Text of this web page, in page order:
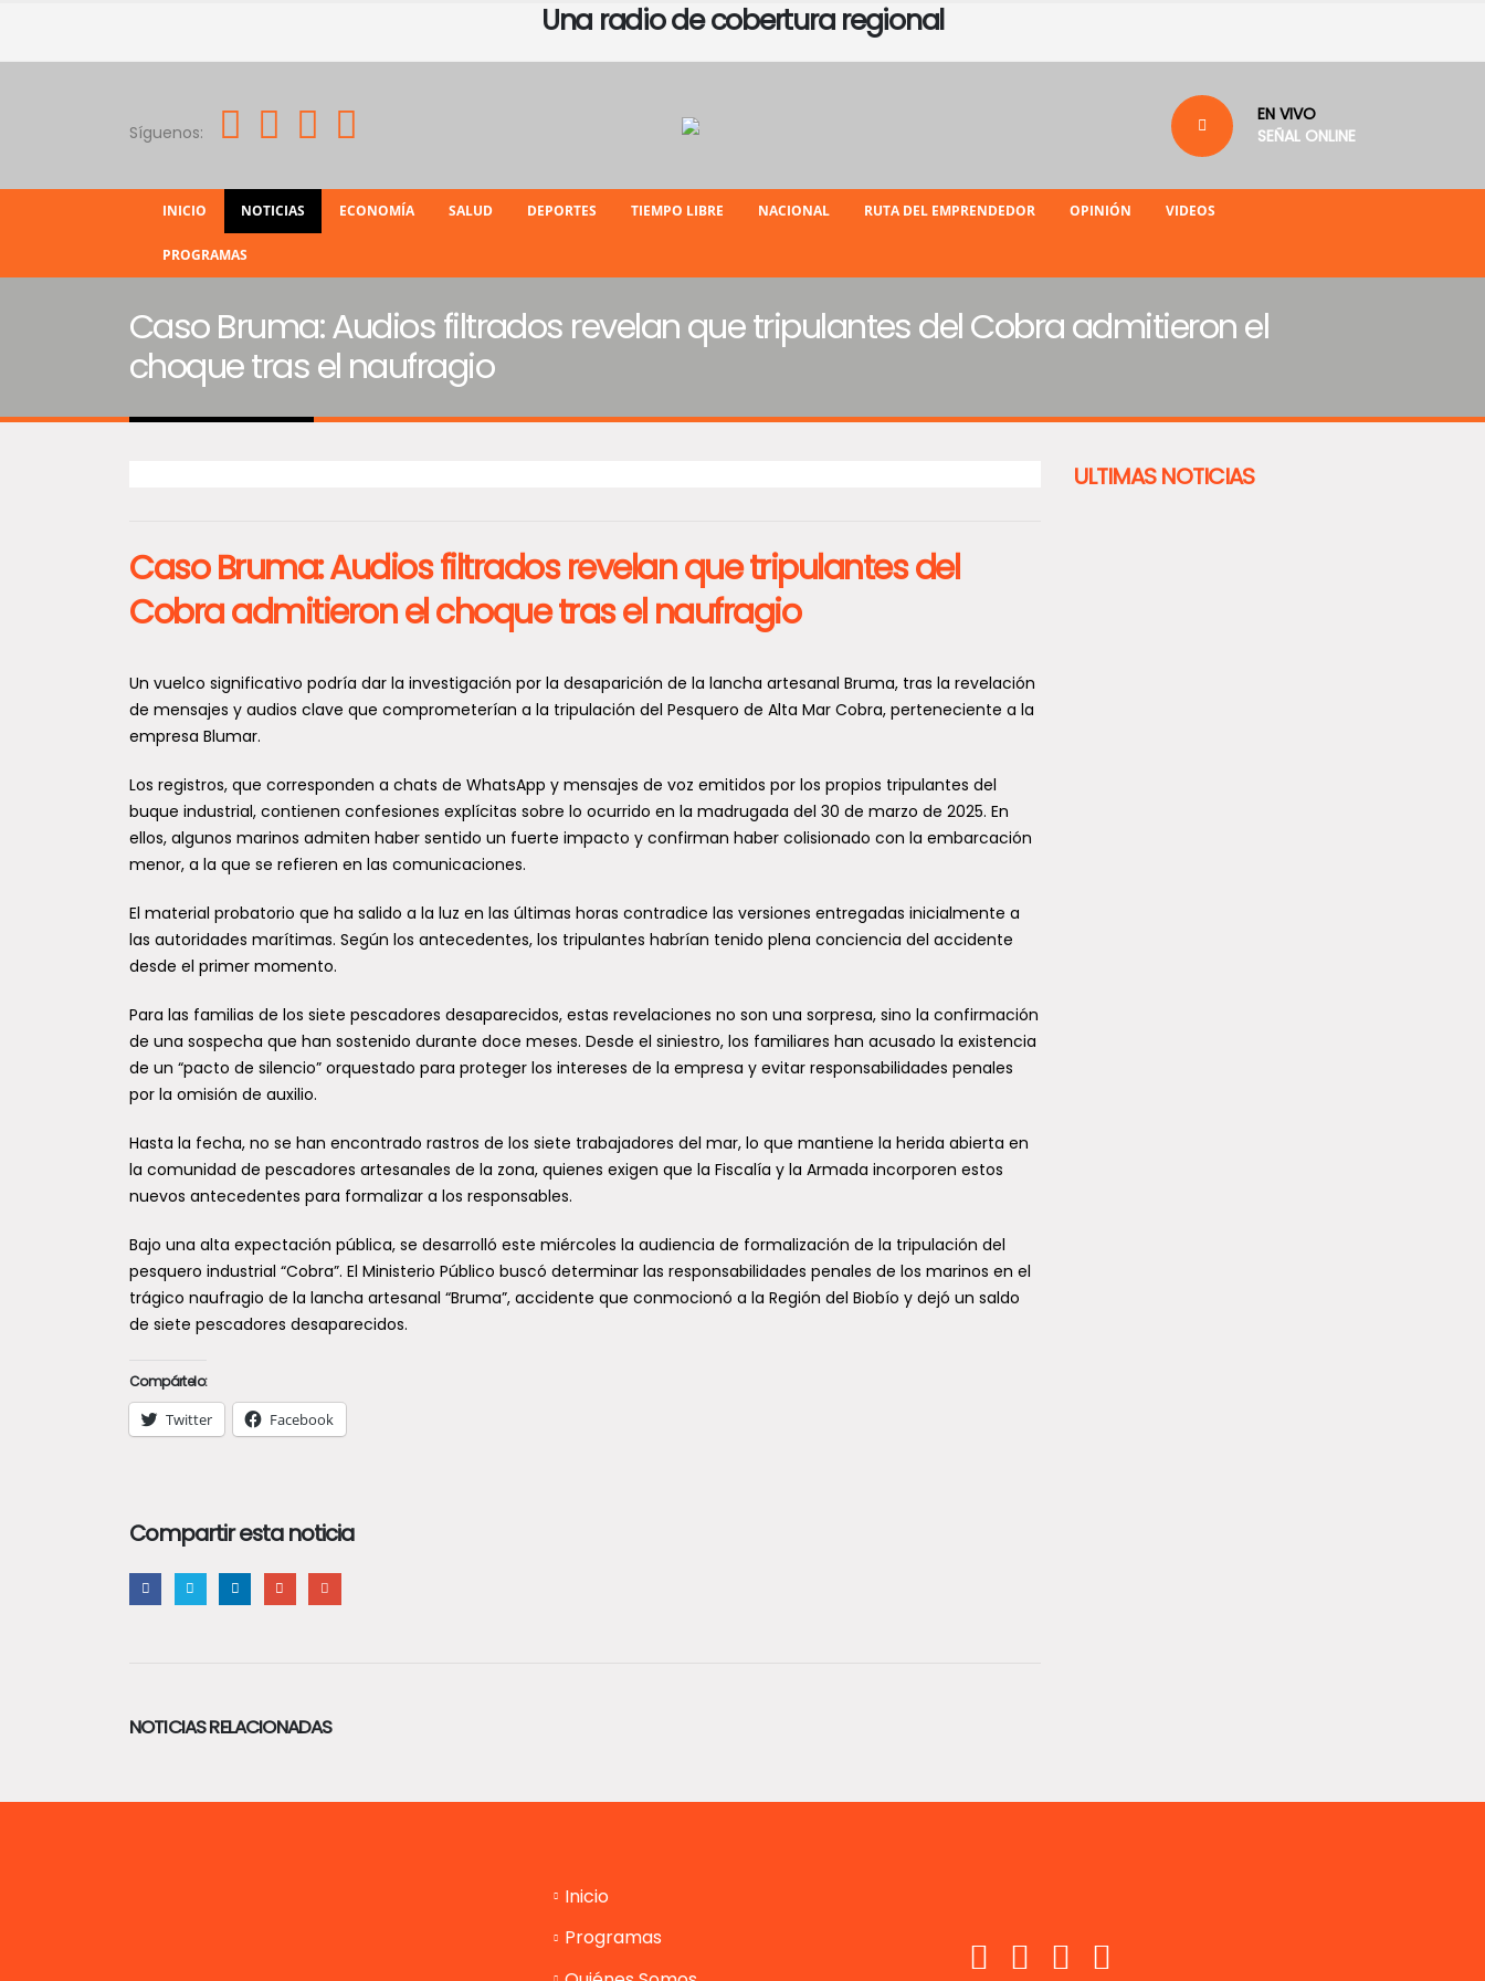
Una radio de cobertura regional
Síguenos:
EN VIVO
SEÑAL ONLINE
INICIO NOTICIAS ECONOMÍA SALUD DEPORTES TIEMPO LIBRE NACIONAL RUTA DEL EMPRENDEDOR OPINIÓN VIDEOS
PROGRAMAS
Caso Bruma: Audios filtrados revelan que tripulantes del Cobra admitieron el
choque tras el naufragio
Caso Bruma: Audios filtrados revelan que tripulantes del
Cobra admitieron el choque tras el naufragio
Un vuelco significativo podría dar la investigación por la desaparición de la lancha artesanal Bruma, tras la revelación
de mensajes y audios clave que comprometerían a la tripulación del Pesquero de Alta Mar Cobra, perteneciente a la
empresa Blumar.
Los registros, que corresponden a chats de WhatsApp y mensajes de voz emitidos por los propios tripulantes del
buque industrial, contienen confesiones explícitas sobre lo ocurrido en la madrugada del 30 de marzo de 2025. En
ellos, algunos marinos admiten haber sentido un fuerte impacto y confirman haber colisionado con la embarcación
menor, a la que se refieren en las comunicaciones.
El material probatorio que ha salido a la luz en las últimas horas contradice las versiones entregadas inicialmente a
las autoridades marítimas. Según los antecedentes, los tripulantes habrían tenido plena conciencia del accidente
desde el primer momento.
Para las familias de los siete pescadores desaparecidos, estas revelaciones no son una sorpresa, sino la confirmación
de una sospecha que han sostenido durante doce meses. Desde el siniestro, los familiares han acusado la existencia
de un “pacto de silencio” orquestado para proteger los intereses de la empresa y evitar responsabilidades penales
por la omisión de auxilio.
Hasta la fecha, no se han encontrado rastros de los siete trabajadores del mar, lo que mantiene la herida abierta en
la comunidad de pescadores artesanales de la zona, quienes exigen que la Fiscalía y la Armada incorporen estos
nuevos antecedentes para formalizar a los responsables.
Bajo una alta expectación pública, se desarrolló este miércoles la audiencia de formalización de la tripulación del
pesquero industrial “Cobra”. El Ministerio Público buscó determinar las responsabilidades penales de los marinos en el
trágico naufragio de la lancha artesanal “Bruma”, accidente que conmocionó a la Región del Biobío y dejó un saldo
de siete pescadores desaparecidos.
Compártelo:
Twitter Facebook
Compartir esta noticia
NOTICIAS RELACIONADAS
ULTIMAS NOTICIAS
Inicio
Programas